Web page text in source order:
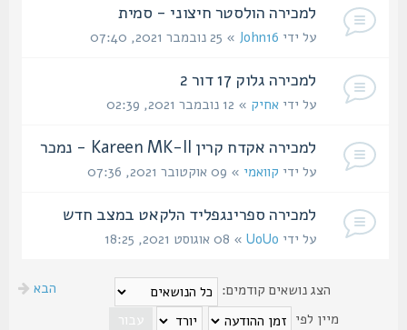
למכירה הולסטר חיצוני - סמית
על ידיJohn16» 25 נובמבר 2021, 07:40
למכירה גלוק 17 דור 2
על ידיאחיק» 12 נובמבר 2021, 02:39
למכירה אקדח קרין Kareen MK-II - נמכר
על ידיקוואמי» 09 אוקטובר 2021, 07:36
למכירה ספרינגפליד הלקאט במצב חדש
על ידיUoUo» 08 אוגוסט 2021, 18:25
הצג נושאים קודמים:
מיין לפי